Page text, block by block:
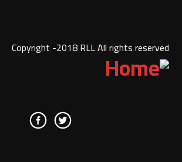
Copyright -2018 RLL All rights reserved